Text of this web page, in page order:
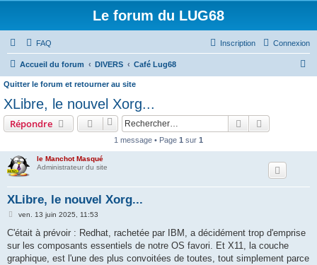
Le forum du LUG68
FAQ Connexion
Inscription
Accueil du forum DIVERS Café Lug68
Quitter le forum et retourner au site
XLibre, le nouvel Xorg...
Répondre Rechercher
1 message • Page 1 sur 1
le Manchot Masqué
Administrateur du site
XLibre, le nouvel Xorg...
M
s
a
g
ven. 13 juin 2025, 11:53
C'était à prévoir : Redhat, rachetée par IBM, a décidément trop d'emprise
sur les composants essentiels de notre OS favori. Et X11, la couche
graphique, est l'une des plus convoitées de toutes, tout simplement parce